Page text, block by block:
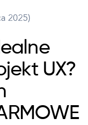
2025)
UX?